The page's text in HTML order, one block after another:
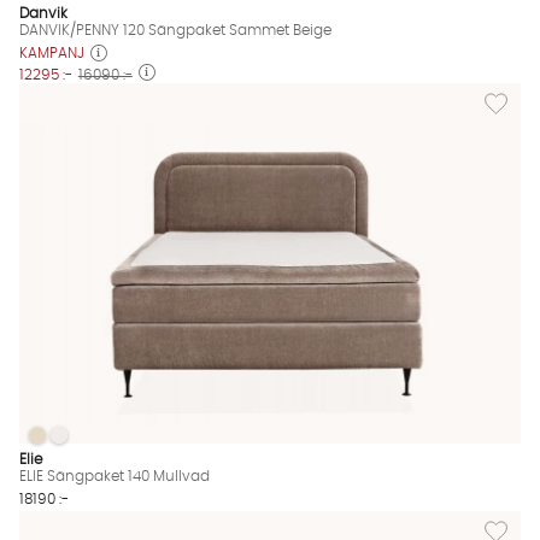
Danvik
DANVIK/PENNY 120 Sängpaket Sammet Beige
KAMPANJ
12295 :- 16090 :-
Lägg
ELIE Sängpaket 140 Mullvad Finns även i dessa färger:
ELIE Sängpaket 140 Mullvad
ELIE Sängpaket 140 Mullvad
Elie
ELIE Sängpaket 140 Mullvad
18190 :-
Lägg